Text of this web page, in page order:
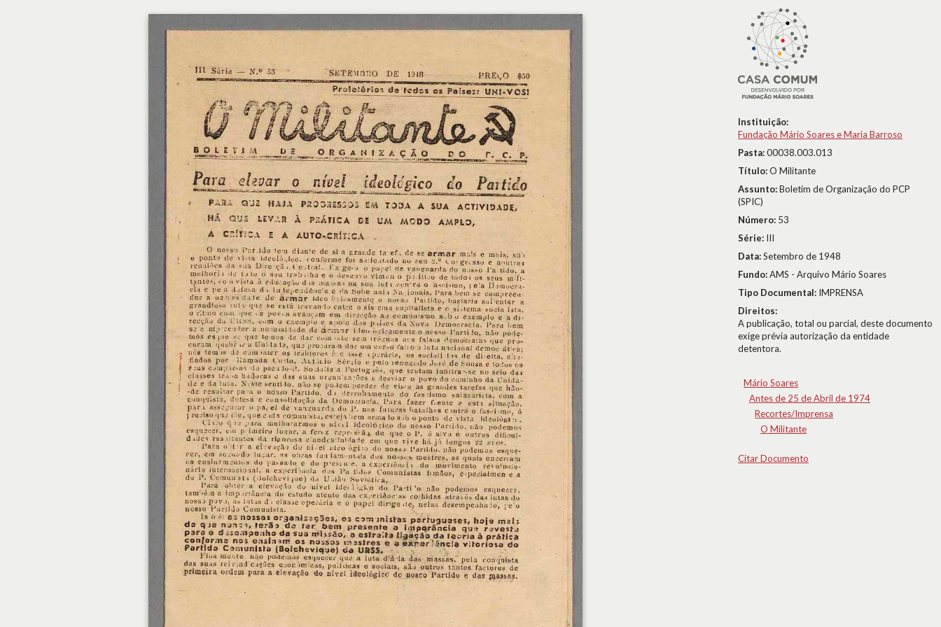
Instituição:
Fundação Mário Soares e Maria Barroso
Pasta:00038.003.013
Título:O Militante
Assunto:Boletim de Organização do PCP
(SPIC)
Número: 53
Série: III
Data:Setembro de 1948
Fundo:AMS - Arquivo Mário Soares
Tipo Documental: IMPRENSA
Direitos:
A publicação, total ou parcial, deste documento
exige prévia autorização da entidade
detentora.
Mário Soares
Antes de 25 de Abril de 1974
Recortes/Imprensa
O Militante
Citar Documento